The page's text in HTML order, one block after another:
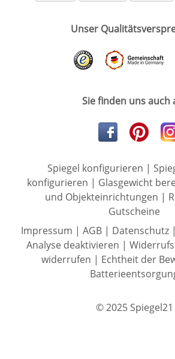
Unser
Sie finden uns auch
Spiegel konfigurieren |
konfigurieren | Glasgewicht
und Objekteinrichtungen |
Gutscheine
Impressum | AGB| Datenschutz|
Analyse deaktivieren |
widerrufen | Echtheit der
© 2025 Spiegel21